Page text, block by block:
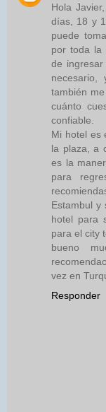
Hola
días, 18 y
puede
por toda la
de
también
cuánto
confiable.
Mi hotel es
la plaza, a
es la
para
Estambul y
hotel para
para el city
bueno
vez en
Responder